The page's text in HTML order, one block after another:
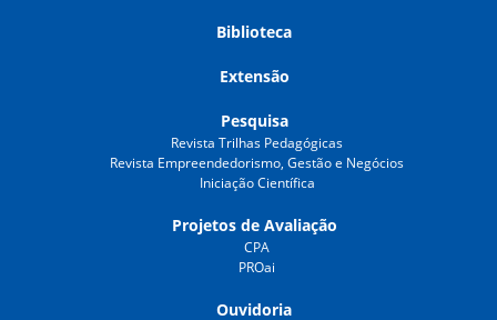
Biblioteca
Extensão
Pesquisa
Revista Trilhas Pedagógicas
Revista Empreendedorismo, Gestão e Negócios
Iniciação Científica
Projetos de Avaliação
CPA
PROai
Ouvidoria